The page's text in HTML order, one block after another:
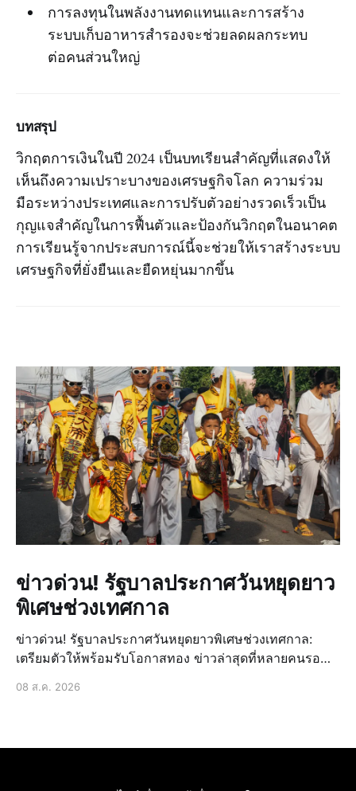
การลงทุนในพลังงานทดแทนและการสร้าง
ระบบเก็บอาหารสำรองจะช่วยลดผลกระทบ
ต่อคนส่วนใหญ่
บทสรุป
วิกฤตการเงินในปี 2024 เป็นบทเรียนสำคัญที่แสดงให้
เห็นถึงความเปราะบางของเศรษฐกิจโลก ความร่วม
มือระหว่างประเทศและการปรับตัวอย่างรวดเร็วเป็น
กุญแจสำคัญในการฟื้นตัวและป้องกันวิกฤตในอนาคต
การเรียนรู้จากประสบการณ์นี้จะช่วยให้เราสร้างระบบ
เศรษฐกิจที่ยั่งยืนและยืดหยุ่นมากขึ้น
ข่าวด่วน! รัฐบาลประกาศวันหยุดยาว
พิเศษช่วงเทศกาล
ข่าวด่วน! รัฐบาลประกาศวันหยุดยาวพิเศษช่วงเทศกาล:
เตรียมตัวให้พร้อมรับโอกาสทอง ข่าวล่าสุดที่หลายคนรอ
08 ส.ค. 2026